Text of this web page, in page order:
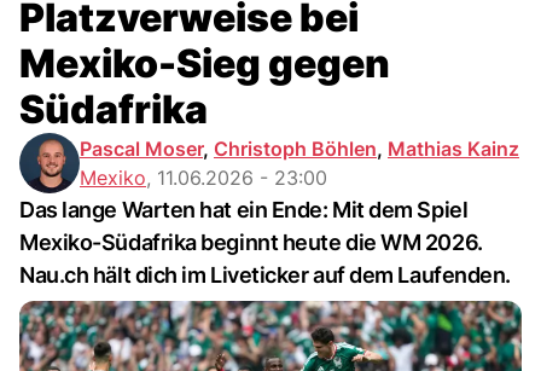
Platzverweise bei
Mexiko-Sieg gegen
Südafrika
Pascal Moser, Christoph Böhlen, Mathias Kainz
Mexiko, 11.06.2026 - 23:00
Das lange Warten hat ein Ende: Mit dem Spiel
Mexiko-Südafrika beginnt heute die WM 2026.
Nau.ch hält dich im Liveticker auf dem Laufenden.